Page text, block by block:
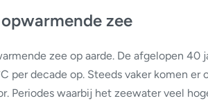
zee
zee op aarde. De afgelopen 40
per decade op. Steeds vaker komen er
Periodes waarbij het zeewater veel